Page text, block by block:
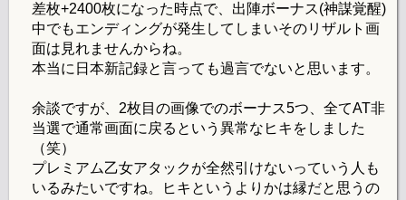
差枚+2400枚になった時点で、出陣ボーナス(神謀覚醒)
中でもエンディングが発生してしまいそのリザルト画
面は見れませんからね。
本当に日本新記録と言っても過言でないと思います。
余談ですが、2枚目の画像でのボーナス5つ、全てAT非
当選で通常画面に戻るという異常なヒキをしました
（笑）
プレミアム乙女アタックが全然引けないっていう人も
いるみたいですね。ヒキというよりかは縁だと思うの